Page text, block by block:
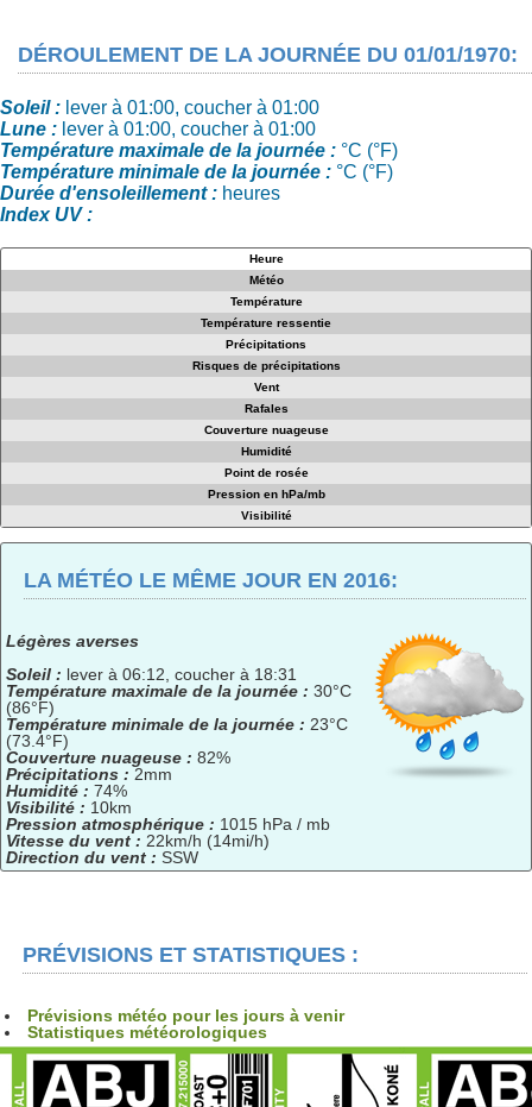
DÉROULEMENT DE LA JOURNÉE DU 01/01/1970:
Soleil : lever à 01:00, coucher à 01:00
Lune : lever à 01:00, coucher à 01:00
Température maximale de la journée : °C (°F)
Température minimale de la journée : °C (°F)
Durée d'ensoleillement : heures
Index UV :
Heure
Météo
Température
Température ressentie
Précipitations
Risques de précipitations
Vent
Rafales
Couverture nuageuse
Humidité
Point de rosée
Pression en hPa/mb
Visibilité
LA MÉTÉO LE MÊME JOUR EN 2016:
Légères averses
Soleil : lever à 06:12, coucher à 18:31
Température maximale de la journée : 30°C
(86°F)
Température minimale de la journée : 23°C
(73.4°F)
Couverture nuageuse : 82%
Précipitations : 2mm
Humidité : 74%
Visibilité : 10km
Pression atmosphérique : 1015 hPa / mb
Vitesse du vent : 22km/h (14mi/h)
Direction du vent : SSW
PRÉVISIONS ET STATISTIQUES :
Prévisions météo pour les jours à venir
Statistiques météorologiques